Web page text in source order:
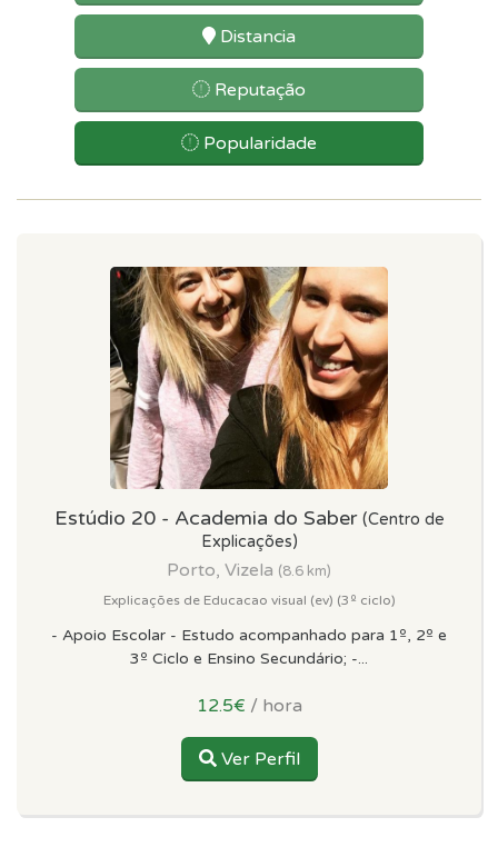
Distancia
Reputação
Popularidade
Estúdio 20 - Academia do Saber (Centro de
Explicações)
Porto, Vizela (8.6 km)
Explicações de Educacao visual (ev) (3º ciclo)
- Apoio Escolar - Estudo acompanhado para 1º, 2º e
3º Ciclo e Ensino Secundário; -...
12.5€ / hora
Ver Perfil